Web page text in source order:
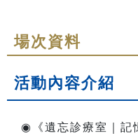
場次資料
活動內容介紹
◉
《遺忘診療室｜